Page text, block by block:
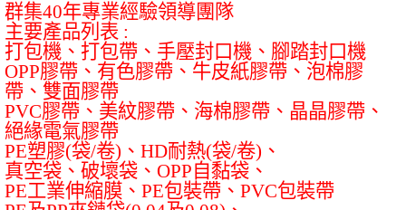
群集40年專業經驗領導團隊
主要產品列表 :
打包機、打包帶、手壓封口機、腳踏封口機
OPP膠帶、有色膠帶、牛皮紙膠帶、泡棉膠
帶、雙面膠帶
PVC膠帶、美紋膠帶、海棉膠帶、晶晶膠帶、
絕緣電氣膠帶
PE塑膠(袋/卷) 、 HD耐熱(袋/卷) 、
真空袋、破壞袋、 OPP自黏袋、
PE工業伸縮膜、 PE包裝帶、 PVC包裝帶